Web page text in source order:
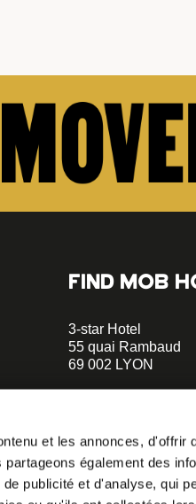
et les annonces, d'offrir
également des
publicité et d'analyse, qui
FIND MOB
3-star Hotel
55 quai Rambaud
69 002 LYON
Confluences
A 2-minute walk to